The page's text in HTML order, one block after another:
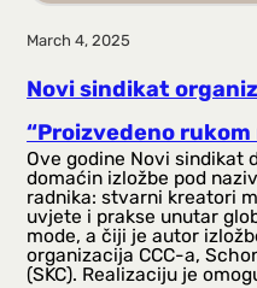
March 4, 2025
Novi sindikat
“Proizvedeno
Ove godine Novi sindikat
domaćin izložbe pod
radnika: stvarni kreatori
uvjete i prakse unutar
mode, a čiji je autor
organizacija CCC-a,
(SKC). Realizaciju je